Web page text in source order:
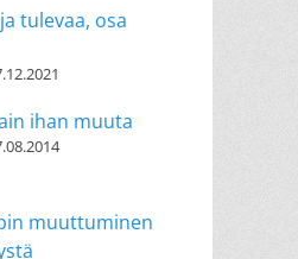
tulevaa, osa
ihan muuta
muuttuminen